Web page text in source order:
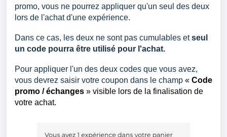
promo, vous ne pourrez appliquer qu'un seul des deux
lors de l'achat d'une expérience.
Dans ce cas, les deux ne sont pas cumulables etseul
un code pourra être utilisé pour l'achat.
Pour appliquer l'un des deux codes que vous avez,
vous devrez saisir votre coupon dans le champ « Code
promo / échanges » visible lors de la finalisation de
votre achat.